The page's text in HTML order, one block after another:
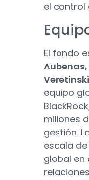
el control
El fondo
equipo
millones
gestión.
escala
global en